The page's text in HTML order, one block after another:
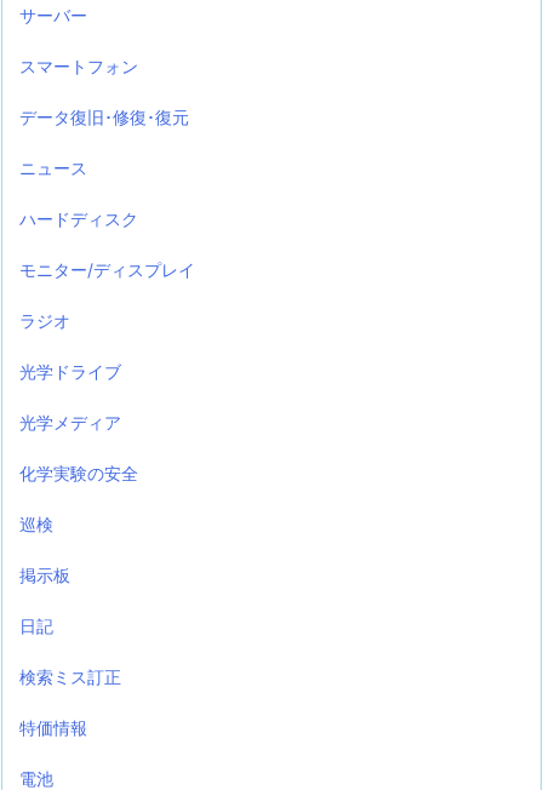
サーバー
スマートフォン
データ復旧･修復･復元
ニュース
ハードディスク
モニター/ディスプレイ
ラジオ
光学ドライブ
光学メディア
化学実験の安全
巡検
掲示板
日記
検索ミス訂正
特価情報
電池